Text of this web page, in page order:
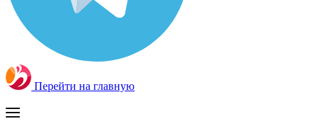
Перейти на главную